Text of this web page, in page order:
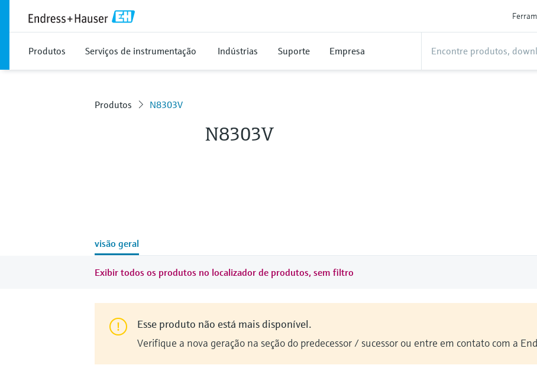
Produtos Serviços de instrumentação Indústrias Suporte Empresa
Produtos N8303V
N8303V
visão geral
Exibir todos os produtos no localizador de produtos, sem filtro
Esse produto não está mais disponível.
Verifique a nova geração na seção do predecessor / sucessor ou entre em contato com a